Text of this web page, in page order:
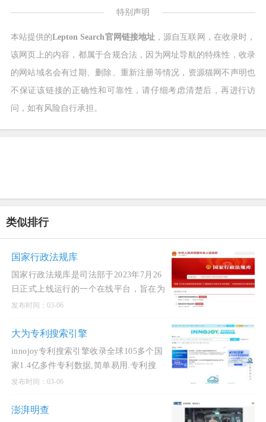
特别声明
本站提供的Lepton Search官网链接地址 ，源自互联网，在收录时，
该网页上的内容，都属于合规合法，因为网址导航的特殊性，收录
的网站域名会有过期、删除、重新注册等情况，资源猫网不声明也
不保证该链接的正确性和可靠性，请仔细考虑清楚后，再进行访
问，如有风险自行承担。
类似排行
国家行政法规库
国家行政法规库是司法部于2023年7月26
日正式上线运行的一个在线平台，旨在为
公众提供现行有效的行政法规以及历次修
发布时间：03-06
大为专利搜索引擎
innojoy专利搜索引擎收录全球105多个国
家1.4亿多件专利数据,简单易用.专利搜
索,innojoy专利搜索,中文专利搜索引擎,专
发布时间：03-06
澎湃明查